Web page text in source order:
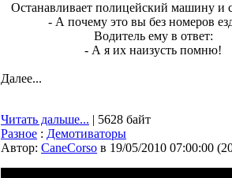
Останавливает полицейский машину и
- А почему это вы без номеров
Водитель ему в ответ:
- А я их наизусть помню!
Далее...
Читать дальше... | 5628 байт
Разное : Демотиваторы
Автор: CaneCorso в 19/05/2010 07:00:00 (